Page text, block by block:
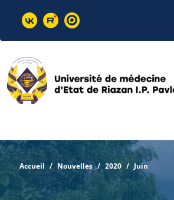
Accueil Nouvelles 2020 Juin